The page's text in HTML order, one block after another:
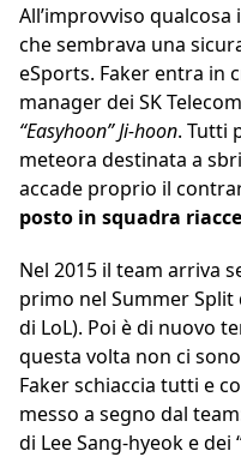
All’improvviso
che sembrava una
eSports. Faker entra in
manager dei SK
“Easyhoon” Ji-hoon. Tutti
meteora destinata a
accade proprio il
posto in squadra
Nel 2015 il team arriva
primo nel Summer Split
di LoL). Poi è di nuovo
questa volta non ci
Faker schiaccia tutti e
messo a segno dal
di Lee Sang-hyeok e dei